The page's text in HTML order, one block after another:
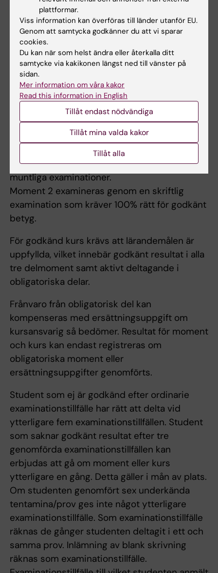
understödja studentens självstyrda och
kollaborativa lärande samt till att träna ett
vetenskapligt förhållningssätt vilket sker
genom aktivt kunskapssökande,
problemlösning och kritisk reflektion.
I denna kurs förekommer föreläsningar,
seminarier, arbete i grupp, workshops och,
litteraturstudier. Deltagande i seminarier är
Examination
Moment 1 examineras genom skriftiga och
muntliga examinationer.
Moment 2 examineras genom en skriftlig
examination som kräver 100% rätt för godkänt
betyg.
För godkänd kurs krävs att lärandemålen är
uppfyllda, vilket innebär godkänt resultat i alla
tre delmoment samt aktivt deltagande i
obligatoriska delar.
Frånvaro från obligatorisk del kan
kompenseras med ersättningsuppgift om
kursansvarig så bedömer. Resultat för moment
och kurs kan endast registreras om
obligatoriska moment eller
ersättningsuppgifter genomförts.
Student som ej är godkänd efter ordinarie
examinationstillfälle har rätt att delta vid
ytterligare fem examinationstillfällen. Student
som saknar godkänt resultat efter tre
genomförda examinationstillfällen kan
erbjudas att gå om moment eller kurs
ytterligare en gång. Detta gäller i mån av plats.
Om studenten genomfört sex underkända
tentamina/prov ges inte något ytterligare
examinationstillfälle. Som examinationstillfälle
räknas de gånger studenten deltagit i ett och
samma prov. Inlämning av blank skrivning
räknas som examinationstillfälle.
plattformar.
Viss information kan överföras till länder utanför EU.
Genom att samtycka godkänner du att vi sparar
cookies.
Du kan när som helst ändra eller återkalla ditt
samtycke via kakikonen längst ned till vänster på
sidan.
Mer information om våra kakor
Read this information in English
Tillåt endast nödvändiga
Tillåt mina valda kakor
Tillåt alla